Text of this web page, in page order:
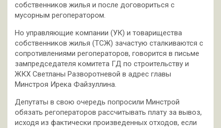
собственников жилья и после договориться с
мусорным регоператором.
Но управляющие компании (УК) и товарищества
собственников жилья (ТСЖ) зачастую сталкиваются с
сопротивлениями регоператоров, говорится в письме
зампредседателя комитета ГД по строительству и
ЖКХ Светланы Разворотневой в адрес главы
Минстроя Ирека Файзуллина.
Депутаты в свою очередь попросили Минстрой
обязать регоператоров рассчитывать плату за вывоз,
исходя из фактически произведенных отходов, если